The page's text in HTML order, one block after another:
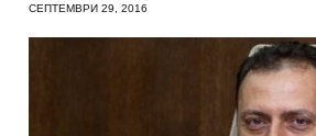
СЕПТЕМВРИ 29, 2016